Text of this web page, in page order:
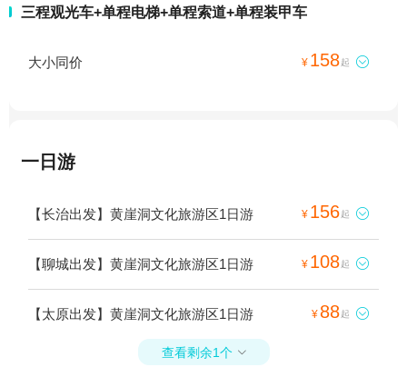
三程观光车+单程电梯+单程索道+单程装甲车
大小同价 ¥ 158起 
一日游
【长治出发】黄崖洞文化旅游区1日游 ¥ 156起 
【聊城出发】黄崖洞文化旅游区1日游 ¥ 108起 
【太原出发】黄崖洞文化旅游区1日游 ¥ 88起 
查看剩余1个 